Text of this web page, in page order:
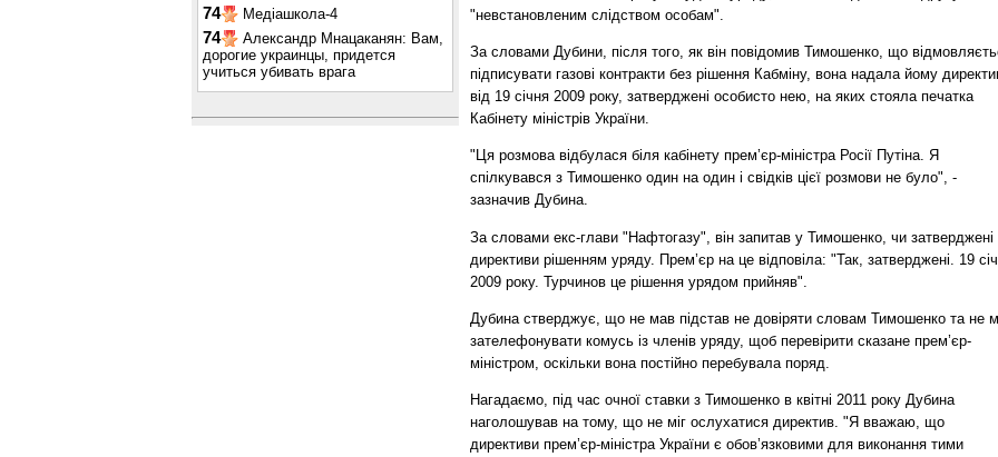
74 Медіашкола-4
74
Александр Мнацаканян: Вам,
дорогие украинцы, придется
учиться убивать врага
"невстановленим слідством особам".
За словами Дубини, після того, як він повідомив Тимошенко, що
підписувати газові контракти без рішення Кабміну, вона надала йому
від 19 січня 2009 року, затверджені особисто нею, на яких стояла печатка
Кабінету міністрів України.
"Ця розмова відбулася біля кабінету прем’єр-міністра Росії Путіна. Я
спілкувався з Тимошенко один на один і свідків цієї розмови не було", -
зазначив Дубина.
За словами екс-глави "Нафтогазу", він запитав у Тимошенко, чи затверджені
директиви рішенням уряду. Прем’єр на це відповіла: "Так, затверджені. 19
2009 року. Турчинов це рішення урядом прийняв".
Дубина стверджує, що не мав підстав не довіряти словам Тимошенко та не
зателефонувати комусь із членів уряду, щоб перевірити сказане прем’єр-
міністром, оскільки вона постійно перебувала поряд.
Нагадаємо, під час очної ставки з Тимошенко в квітні 2011 року Дубина
наголошував на тому, що не міг ослухатися директив. "Я вважаю, що
директиви прем’єр-міністра України є обов’язковими для виконання тими